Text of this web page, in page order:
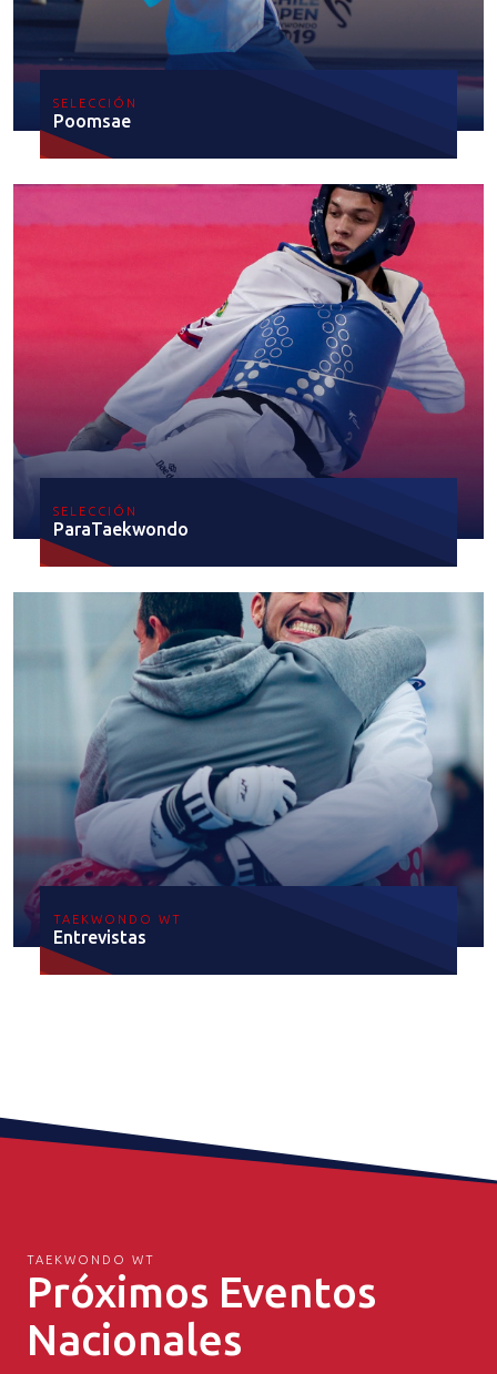
SELECCIÓN
Poomsae
SELECCIÓN
ParaTaekwondo
TAEKWONDO WT
Entrevistas
TAEKWONDO WT
Próximos Eventos
Nacionales